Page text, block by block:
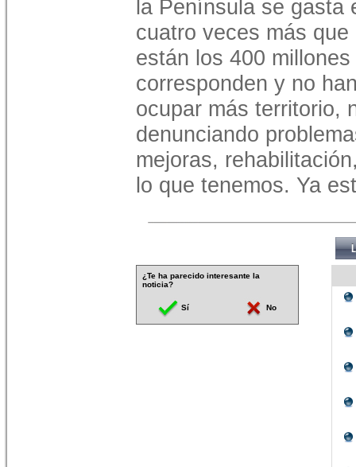
la Península se gasta
cuatro veces más
están los 400
corresponden y no
ocupar más territorio,
denunciando
mejoras,
lo que tenemos. Ya
¿Te ha parecido interesante la
noticia?
Sí No